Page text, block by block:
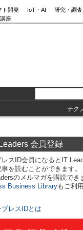
ト開発 IoT・AI
研究・調査
座
テク
会員登録
スID会員になるとIT
を読むことができます。
のメルマガを購読でき
Business Libraryもご利
プレスIDとは